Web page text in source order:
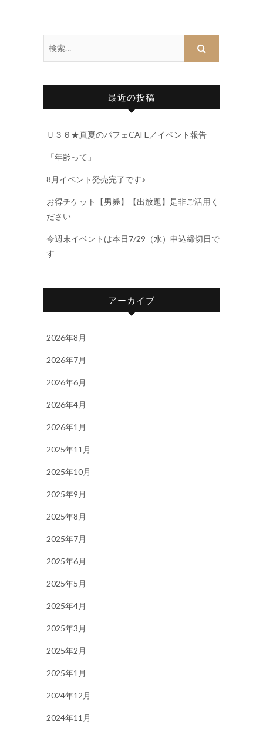
最近の投稿
Ｕ３６★真夏のパフェCAFE／イベント報告
「年齢って」
8月イベント発売完了です♪
お得チケット【男券】【出放題】是非ご活用く
ださい
今週末イベントは本日7/29（水）申込締切日で
す
アーカイブ
2026年8月
2026年7月
2026年6月
2026年4月
2026年1月
2025年11月
2025年10月
2025年9月
2025年8月
2025年7月
2025年6月
2025年5月
2025年4月
2025年3月
2025年2月
2025年1月
2024年12月
2024年11月